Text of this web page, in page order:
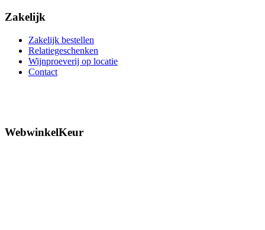
Zakelijk
Zakelijk bestellen
Relatiegeschenken
Wijnproeverij op locatie
Contact
WebwinkelKeur